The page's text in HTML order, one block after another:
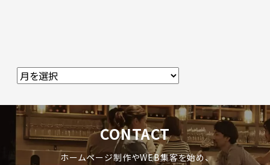
CONTACT
ホームページ制作やWEB集客を始め、